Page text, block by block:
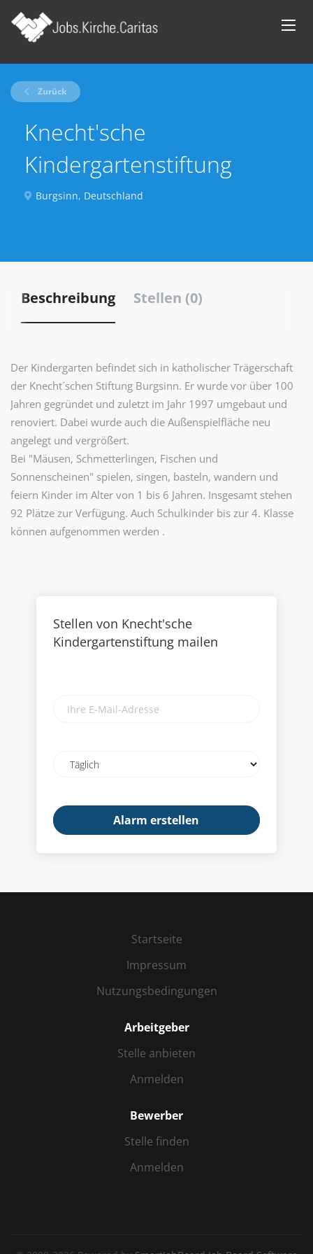
Zurück
Knecht'sche
Kindergartenstiftung
Burgsinn, Deutschland
Beschreibung Stellen (0)
Der Kindergarten befindet sich in katholischer Trägerschaft
der Knecht´schen Stiftung Burgsinn. Er wurde vor über 100
Jahren gegründet und zuletzt im Jahr 1997 umgebaut und
renoviert. Dabei wurde auch die Außenspielfläche neu
angelegt und vergrößert.
Bei "Mäusen, Schmetterlingen, Fischen und
Sonnenscheinen" spielen, singen, basteln, wandern und
feiern Kinder im Alter von 1 bis 6 Jahren. Insgesamt stehen
92 Plätze zur Verfügung. Auch Schulkinder bis zur 4. Klasse
können aufgenommen werden .
Stellen von Knecht'sche
Kindergartenstiftung mailen
frequency
Startseite
Impressum
Nutzungsbedingungen
Arbeitgeber
Stelle anbieten
Anmelden
Bewerber
Stelle finden
Anmelden